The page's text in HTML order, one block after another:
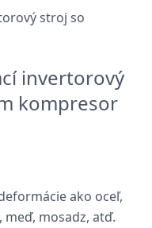
invertorový
kompresor
ako oceľ,
mosadz, atď.